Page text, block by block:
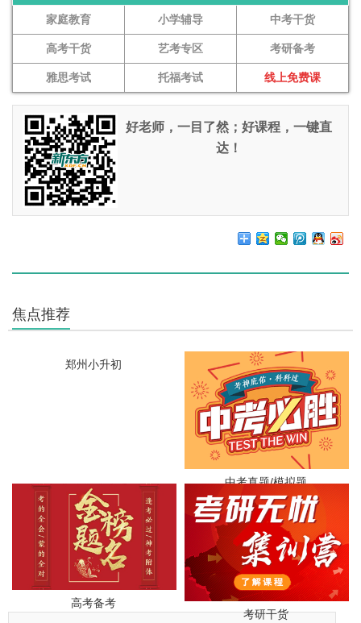
家庭教育 小学辅导 中考干货
高考干货 艺考专区 考研备考
雅思考试 托福考试 线上免费课
好老师，一目了然；好课程，一键直
达！
焦点推荐
郑州小升初
中考真题/模拟题
高考备考
考研干货